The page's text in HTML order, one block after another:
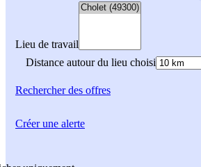
Lieu de travail
Distance autour du lieu choisi
Rechercherdes offres
Créer une alerte